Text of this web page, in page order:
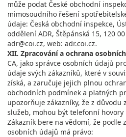
může podat České obchodní
mimosoudního řešení
údaje: Česká obchodní inspekce,
oddělení ADR, Štěpánská 15, 120
adr@coi.cz, web: adr.coi.cz.
XII. Zpracování a ochrana
CA, jako správce osobních údajů
údaje svých zákazníků, které v
získá, a zaručuje jejich plnou
obchodních podmínek a platných
upozorňuje zákazníky, že z důvodu
služeb, mohou být telefonní hovory
Zákazník bere na vědomí, že podle
osobních údajů má právo: